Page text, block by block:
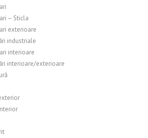
– Sticla
exterioare
industriale
interioare
interioare/exterioare